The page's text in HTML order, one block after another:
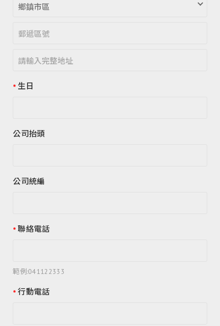
生日
公司抬頭
公司統編
聯絡電話
範例:041122333
行動電話